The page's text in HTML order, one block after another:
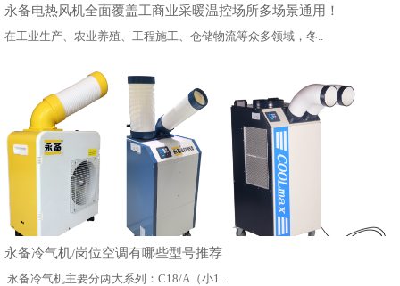
永备电热风机全面覆盖工商业采暖温控场所多场景通用！
在工业生产、农业养殖、工程施工、仓储物流等众多领域，冬..
永备冷气机/岗位空调有哪些型号推荐
永备冷气机主要分两大系列：C18/A（小1..